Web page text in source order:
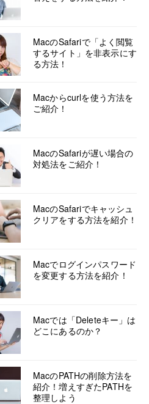
MacのSafariで「よく閲覧
するサイト」を非表示にす
る方法！
Macからcurlを使う方法を
ご紹介！
MacのSafariが遅い場合の
対処法をご紹介！
MacのSafariでキャッシュ
クリアをする方法を紹介！
Macでログインパスワード
を変更する方法を紹介！
Macでは「Deleteキー」は
どこにあるのか？
MacのPATHの削除方法を
紹介！増えすぎたPATHを
整理しよう